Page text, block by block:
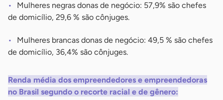
Mulheres negras donas de negócio: 57,9% são chefes
de domicílio, 29,6 % são cônjuges.
Mulheres brancas donas de negócio: 49,5 % são chefes
de domicílio, 36,4% são cônjuges.
Renda média dos empreendedores e empreendedoras
no Brasil segundo o recorte racial e de gênero: